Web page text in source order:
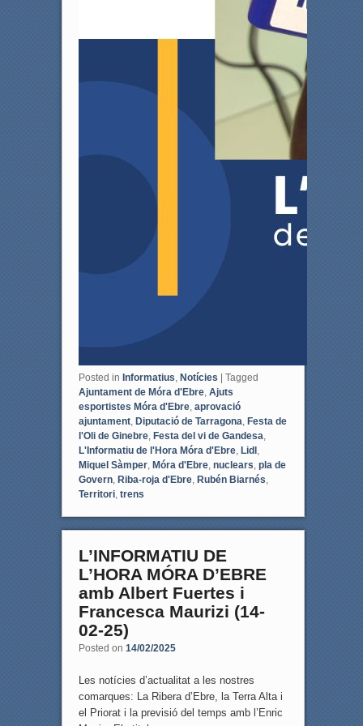
Posted in Informatius Notícies | Tagged
Ajuntament de Móra d'Ebre, Ajuts
esportistes Móra d'Ebre, aprovació
ajuntament, Diputació de Tarragona Festa de
l'Oli de Ginebre, Festa del vi de Gandesa
L'Informatiu de l'Hora Móra d'Ebre, Lidl,
Miquel Sàmper, Móra d'Ebre, nuclears pla de
Govern, Riba-roja d'Ebre, Rubén Biarnés
Territori, trens
L’INFORMATIU DE
L’HORA MÓRA D’EBRE
amb Albert Fuertes i
Francesca Maurizi (14-
02-25)
Posted on 14/02/2025
Les notícies d’actualitat a les nostres
comarques: La Ribera d’Ebre, la Terra Alta i
el Priorat i la previsió del temps amb l’Enric